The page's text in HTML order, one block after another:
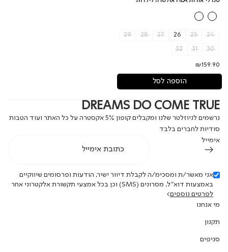
24
25
26
27
28
29
30
31
32
₪159.90
הוספה לסל
DREAMS DO COME TRUE
נרשמים לניוזלטר שלנו ומקבלים קופון 5% אקסטרה על כל האתר ועוד הטבות
סודיות לחברים בלבד
אימייל
אני מאשר/ת ומסכימ/ה לקבלת דיוור ישיר, הודעות ופרסומים שיווקיים
באמצעות דוא"ל, מסרונים (SMS) וכן בכל אמצעי תקשורת אלקטרוני אחר
לפרטים נוספים>
מי אנחנו
תקנון
סניפים